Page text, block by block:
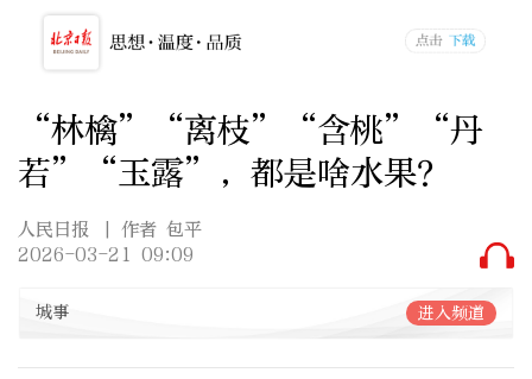
“林檎”“离枝”“含桃”“丹
若”“玉露”，都是啥水果？
人民日报
| 作者 包平
2026-03-21 09:09
城事 进入频道